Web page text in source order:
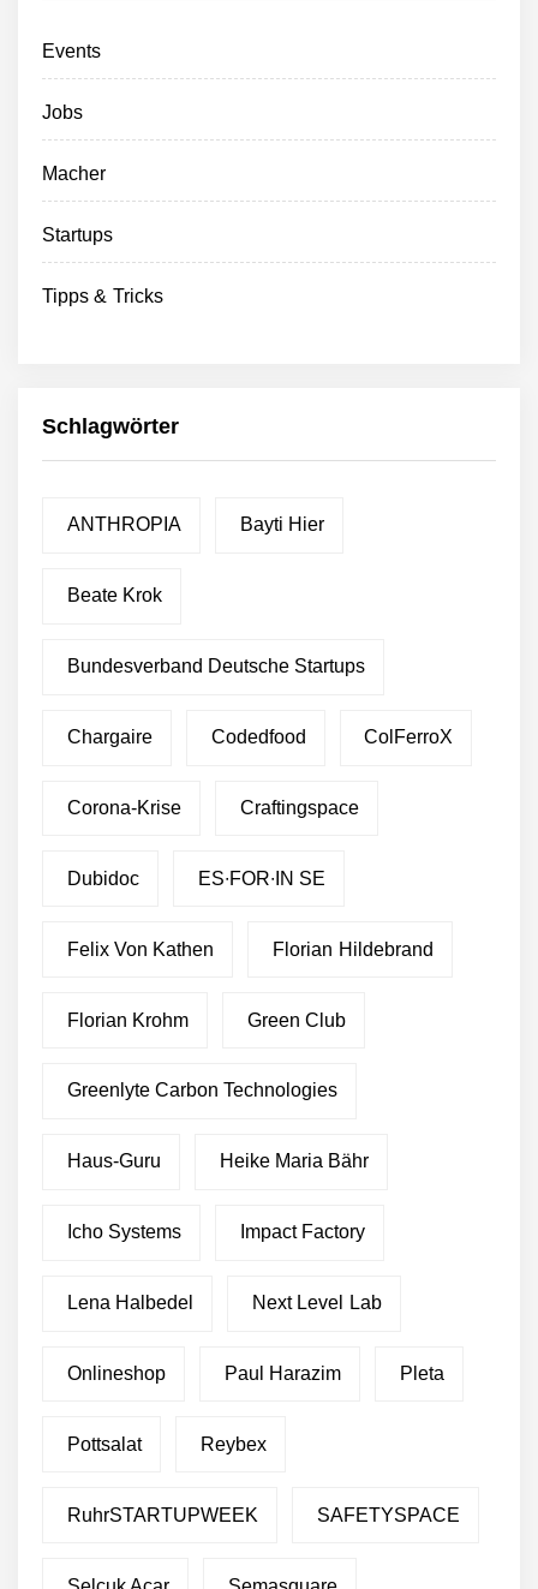
Events
Jobs
Macher
Startups
Tipps & Tricks
Schlagwörter
ANTHROPIA Bayti Hier
Beate Krok
Bundesverband Deutsche Startups
Chargaire Codedfood ColFerroX
Corona-Krise Craftingspace
Dubidoc ES∙FOR∙IN SE
Felix Von Kathen Florian Hildebrand
Florian Krohm Green Club
Greenlyte Carbon Technologies
Haus-Guru Heike Maria Bähr
Icho Systems Impact Factory
Lena Halbedel Next Level Lab
Onlineshop Paul Harazim Pleta
Pottsalat Reybex
RuhrSTARTUPWEEK SAFETYSPACE